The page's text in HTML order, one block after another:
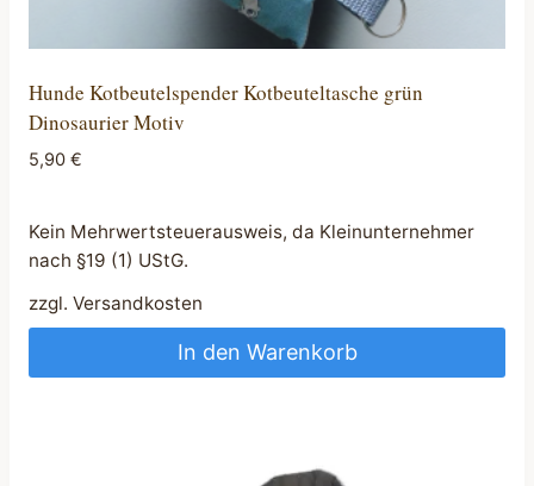
Hunde Kotbeutelspender Kotbeuteltasche grün
Dinosaurier Motiv
5,90 €
Kein Mehrwertsteuerausweis, da Kleinunternehmer
nach §19 (1) UStG.
zzgl. Versandkosten
In den Warenkorb